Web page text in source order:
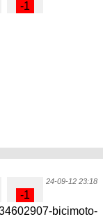
24-09-12 23:18
bicimoto-